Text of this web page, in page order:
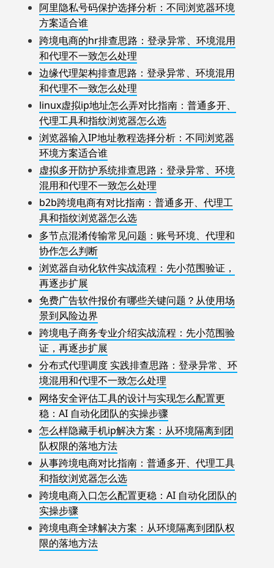
阿里隐私号码保护选择分析：不同浏览器环境
方案适合谁
跨境电商的hr排查思路：登录异常、环境混用
和代理不一致怎么处理
边缘代理架构排查思路：登录异常、环境混用
和代理不一致怎么处理
linux虚拟ip地址怎么弄对比指南：普通多开、
代理工具和指纹浏览器怎么选
浏览器输入IP地址教程选择分析：不同浏览器
环境方案适合谁
虚拟多开防护系统排查思路：登录异常、环境
混用和代理不一致怎么处理
b2b跨境电商有对比指南：普通多开、代理工
具和指纹浏览器怎么选
多节点混淆传输常见问题：账号环境、代理和
协作怎么判断
浏览器自动化软件实战流程：先小范围验证，
再逐步扩展
免费广告软件报价有哪些关键问题？从使用场
景到风险边界
跨境电子商务专业介绍实战流程：先小范围验
证，再逐步扩展
分布式代理调度 实践排查思路：登录异常、环
境混用和代理不一致怎么处理
网络安全评估工具的设计与实现怎么配置更
稳：AI 自动化团队的实操步骤
怎么样隐藏手机ip解决方案：从环境隔离到团
队权限的落地方法
从事跨境电商对比指南：普通多开、代理工具
和指纹浏览器怎么选
跨境电商入口怎么配置更稳：AI 自动化团队的
实操步骤
跨境电商全球解决方案：从环境隔离到团队权
限的落地方法